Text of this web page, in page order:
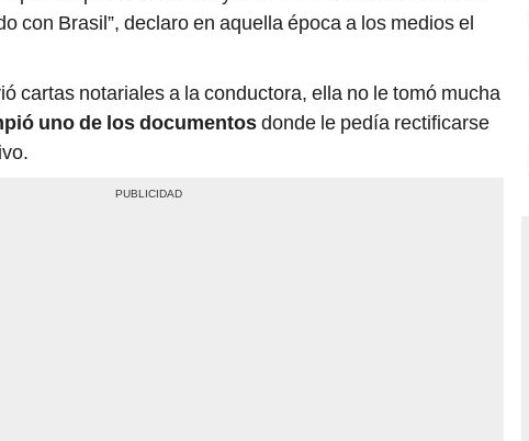
con Brasil”, declaro en aquella época a los medios el
cartas notariales a la conductora, ella no le tomó mucha
uno de los documentosdonde le pedía rectificarse